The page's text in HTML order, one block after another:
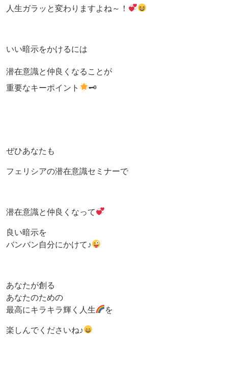
人生ガラッと変わりますよね～！
いい暗示をかけるには
潜在意識と仲良くなることが
重要なキーポイント
🗝
ぜひあなたも
フェリシアの潜在意識セミナーで
潜在意識と仲良くなって
良い暗示を
バンバン自分にかけて♪
あなたが創る
あなたのための
最高にキラキラ輝く人生
を
楽しんでくださいね♪